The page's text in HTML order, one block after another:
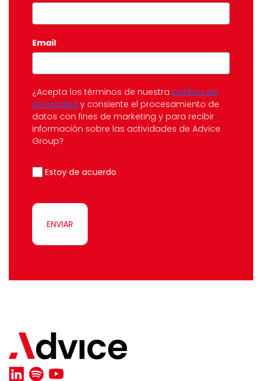
Email*
¿Acepta los términos de nuestra política de
privacidad y consiente el procesamiento de
datos con fines de marketing y para recibir
información sobre las actividades de Advice
Group?
Estoy de acuerdo
ENVIAR